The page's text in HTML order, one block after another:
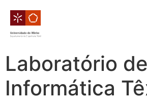
Laboratório
Informática